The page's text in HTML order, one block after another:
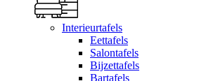
Interieurtafels
Eettafels
Salontafels
Bijzettafels
Bartafels